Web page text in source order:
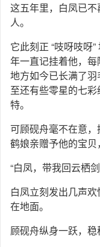
这五年里，白凤已
人。
它此刻正 “吱呀吱呀
年一直记挂着他，
地方如今已长满了
至还有些零星的七
特。
可顾砚舟毫不在意
鹤娘亲赠予他的宝贝
“白凤，带我回云栖
白凤立刻发出几声
在地面。
顾砚舟纵身一跃，